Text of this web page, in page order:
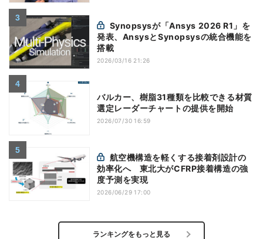
発表、AnsysとSynopsysの統合機能を
搭載
2026/03/16 21:26
バルカー、樹脂31種類を比較できる材質
選定レーダーチャートの提供を開始
2026/07/30 16:59
効率化へ 東北大がCFRP接着構造の強
度予測を実現
2026/06/29 17:00
ランキングをもっと見る